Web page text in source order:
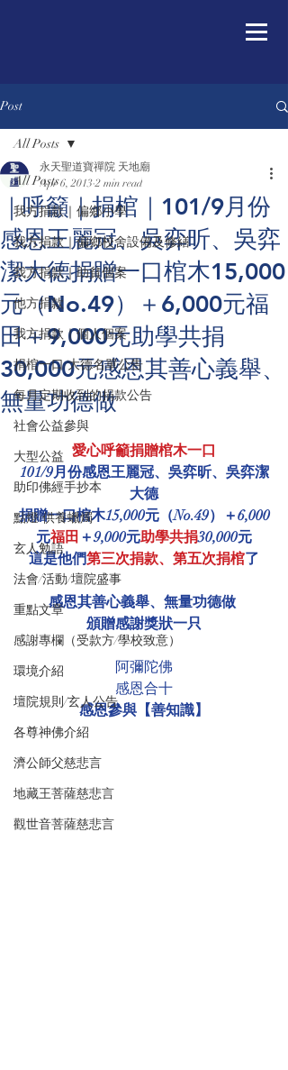
Post
All Posts
我方捐款｜偏鄉小學
我方捐款｜偏鄉校舍設備及修繕
我方捐款｜助貧個案
他方捐款
我方捐款｜個人個案
捐棺一口/大德名單公告
每月定期收到的捐款公告
社會公益參與
大型公益
助印佛經手抄本
點燈/供養蠟燭
玄人勉語
法會/活動/壇院盛事
重點文章
感謝專欄（受款方/學校致意）
環境介紹
壇院規則/玄人公告
各尊神佛介紹
濟公師父慈悲言
地藏王菩薩慈悲言
觀世音菩薩慈悲言
All Posts
｜呼籲｜捐棺｜101/9月份
感恩王麗冠、吳弈昕、吳弈
潔大德捐贈一口棺木15,000
元（No.49）＋6,000元福
田＋9,000元助學共捐
30,000元感恩其善心義舉、
無量功德做
永天聖道寶禪院 天地廟
Apr 6, 2013 2 min read
愛心呼籲捐贈棺木一口
101/9月份感恩王麗冠、吳弈昕、吳弈潔
大德
捐贈一口棺木15,000元（No.49）＋6,000
元福田 ＋9,000元助學共捐30,000元
這是他們第三次捐款、第五次捐棺了
感恩其善心義舉、無量功德做
頒贈感謝獎狀一只
阿彌陀佛
感恩合十
感恩參與【善知識】